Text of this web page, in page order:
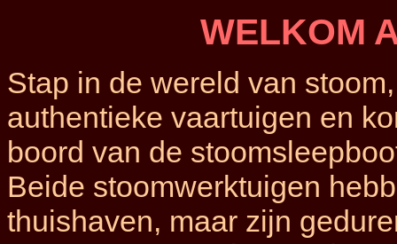
WELKOM
Stap in de wereld van
authentieke vaartuigen en
boord van de
Beide stoomwerktuigen
thuishaven, maar zijn